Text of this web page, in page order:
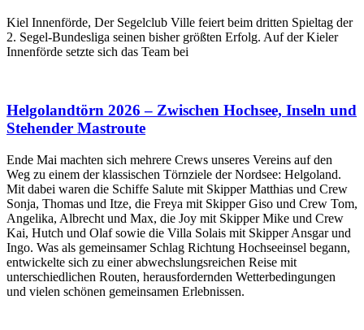
Kiel Innenförde, Der Segelclub Ville feiert beim dritten Spieltag der
2. Segel-Bundesliga seinen bisher größten Erfolg. Auf der Kieler
Innenförde setzte sich das Team bei
Helgolandtörn 2026 – Zwischen Hochsee, Inseln und
Stehender Mastroute
Ende Mai machten sich mehrere Crews unseres Vereins auf den
Weg zu einem der klassischen Törnziele der Nordsee: Helgoland.
Mit dabei waren die Schiffe Salute mit Skipper Matthias und Crew
Sonja, Thomas und Itze, die Freya mit Skipper Giso und Crew Tom,
Angelika, Albrecht und Max, die Joy mit Skipper Mike und Crew
Kai, Hutch und Olaf sowie die Villa Solais mit Skipper Ansgar und
Ingo. Was als gemeinsamer Schlag Richtung Hochseeinsel begann,
entwickelte sich zu einer abwechslungsreichen Reise mit
unterschiedlichen Routen, herausfordernden Wetterbedingungen
und vielen schönen gemeinsamen Erlebnissen.